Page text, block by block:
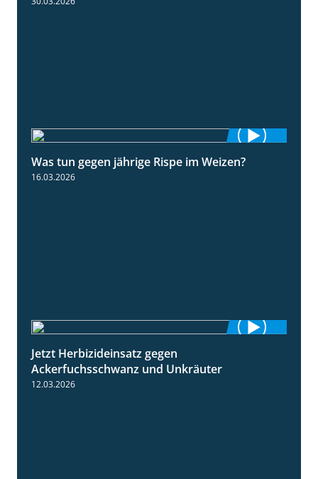
1:15
Was tun gegen jährige Rispe im Weizen?
16.03.2026
Jetzt Herbizideinsatz gegen
Ackerfuchsschwanz und Unkräuter
12.03.2026